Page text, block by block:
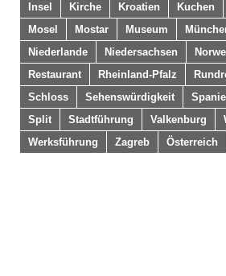
Insel
Kirche Kroatien Kuchen
Mosel
Mostar Museum
Niederlande
Niedersachsen
Restaurant
Rheinland-Pfalz
Schloss
Sehenswürdigkeit
Split
Stadtführung Valkenburg
Werksführung
Zagreb Österreich